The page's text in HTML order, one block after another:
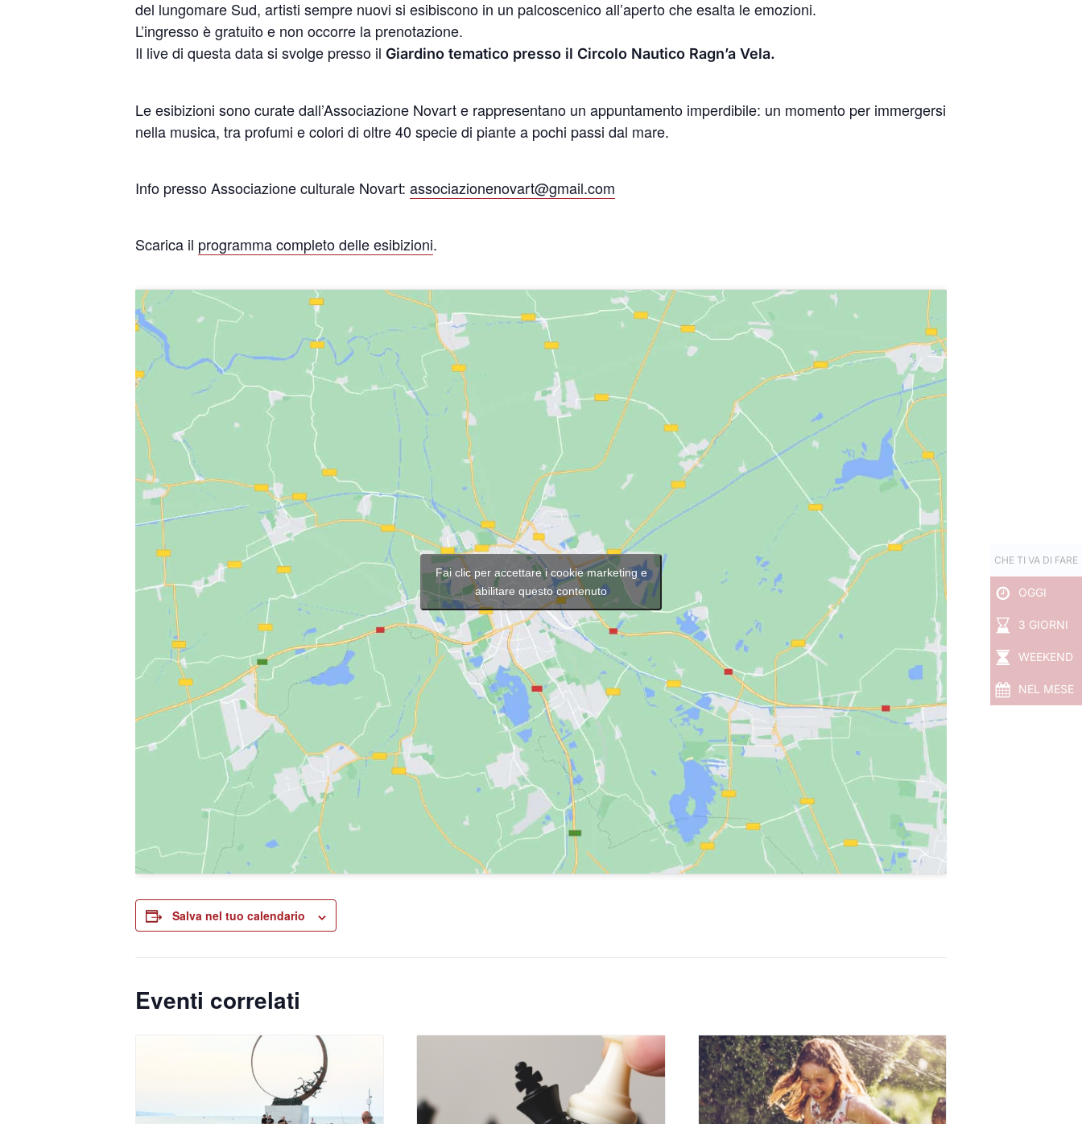
CHE TI VA DI FARE
OGGI
3 GIORNI
WEEKEND
NEL MESE
del lungomare Sud, artisti sempre nuovi si esibiscono in un palcoscenico all’aperto che esalta le emozioni.
L’ingresso è gratuito e non occorre la prenotazione.
Il live di questa data si svolge presso il Giardino tematico presso il Circolo Nautico Ragn’a Vela.
Le esibizioni sono curate dall’Associazione Novart e rappresentano un appuntamento imperdibile: un momento per immergersi
nella musica, tra profumi e colori di oltre 40 specie di piante a pochi passi dal mare.
Info presso Associazione culturale Novart: associazionenovart@gmail.com
Scarica il programma completo delle esibizioni.
Fai clic per accettare i cookie marketing e
abilitare questo contenuto
Salva nel tuo calendario
Eventi correlati